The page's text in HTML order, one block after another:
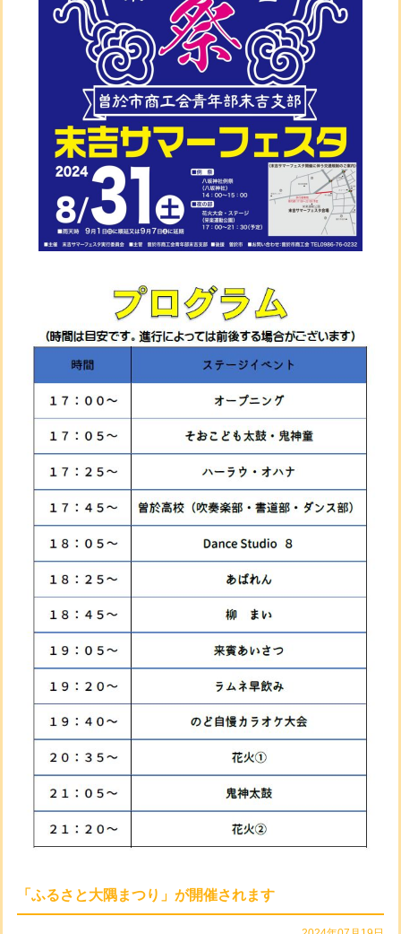
「ふるさと大隅まつり」が開催されます